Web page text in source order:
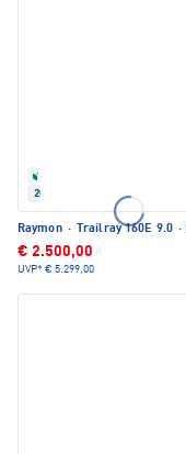
2024
Raymon · Trailray 160E 9.0 ·
€ 2.500,00
UVP* € 5.299,00